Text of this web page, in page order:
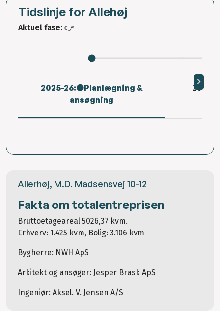
Tidslinje for Allehøj
Aktuel fase: 👉
2025-26:🟠Planlægning &
ansøgning
Allerhøj, M.D. Madsensvej 10-12
Fakta om totalentreprisen
Bruttoetageareal 5026,37 kvm.
Erhverv: 1.425 kvm, Bolig: 3.106 kvm
Bygherre: NWH ApS
Arkitekt og ansøger: Jesper Brask ApS
Ingeniør: Aksel. V. Jensen A/S